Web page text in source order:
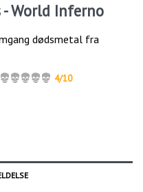
World Inferno
dødsmetal fra
4/10